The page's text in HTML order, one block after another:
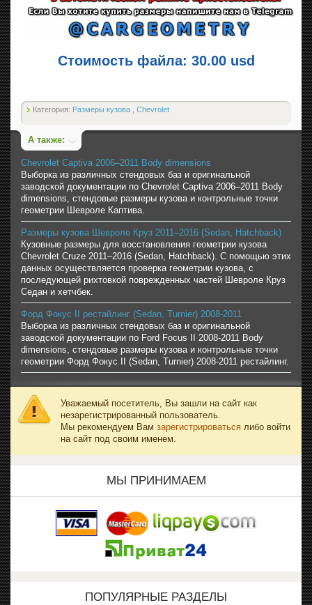
Стоимость файла: 30.00 usd
Категория: Размеры кузова , Chevrolet
А также:
Chevrolet Captiva 2006–2011 Body dimensions
Выборка из различных стендовых баз и оригинальной
заводской документации по Chevrolet Captiva 2006–2011 Body
dimensions, стендовые размеры кузова и контрольные точки
геометрии Шевроле Каптива.
Размеры кузова Шевроле Круз 2011–2016 (Sedan, Hatchback)
Кузовные размеры для восстановления геометрии кузова
Chevrolet Cruze 2011–2016 (Sedan, Hatchback). С помощью этих
данных осуществляется проверка геометрии кузова, с
последующей рихтовкой поврежденных частей Шевроле Круз
Седан и хетчбек.
Форд Фокус II рестайлинг (Sedan, Turnier) 2008-2011
Выборка из различных стендовых баз и оригинальной
заводской документации по Ford Focus II 2008-2011 Body
dimensions, стендовые размеры кузова и контрольные точки
геометрии Форд Фокус II (Sedan, Turnier) 2008-2011 рестайлинг.
Уважаемый посетитель, Вы зашли на сайт как
незарегистрированный пользователь.
Мы рекомендуем Вам зарегистрироваться либо войти
на сайт под своим именем.
МЫ ПРИНИМАЕМ
ПОПУЛЯРНЫЕ РАЗДЕЛЫ